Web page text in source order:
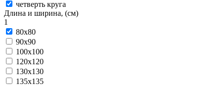
четверть круга
Длина и ширина, (см)
1
80x80
90x90
100x100
120x120
130x130
135x135